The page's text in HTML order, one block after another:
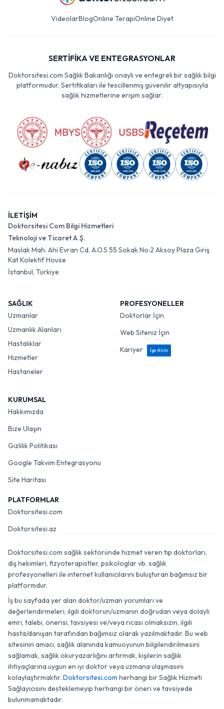
VideolarBlogOnline TerapiOnline Diyet
SERTİFİKA VE ENTEGRASYONLAR
Doktorsitesi.com Sağlık Bakanlığı onaylı ve entegreli bir sağlık bilgi
platformudur. Sertifikaları ile tescillenmiş güvenilir altyapısıyla
sağlık hizmetlerine erişim sağlar.
İLETİŞİM
Doktorsitesi Com Bilgi Hizmetleri
Teknoloji ve Ticaret A.Ş.
Maslak Mah. Ahi Evran Cd. A.O.S 55 Sokak No:2 Aksoy Plaza Giriş
Kat Kolektif House
İstanbul, Türkiye
SAĞLIK
Uzmanlar
Uzmanlık Alanları
Hastalıklar
Hizmetler
Hastaneler
PROFESYONELLER
Doktorlar İçin
Web Siteniz İçin
Kariyer
İşe Alım
KURUMSAL
Hakkımızda
Bize Ulaşın
Gizlilik Politikası
Google Takvim Entegrasyonu
Site Haritası
PLATFORMLAR
Doktorsitesi.com
Doktorsitesi.az
Doktorsitesi.com sağlık sektöründe hizmet veren tıp doktorları,
diş hekimleri, fizyoterapistler, psikologlar vb. sağlık
profesyonelleri ile internet kullanıcılarını buluşturan bağımsız bir
platformdur.
İş bu sayfada yer alan doktor/uzman yorumları ve
değerlendirmeleri, ilgili doktorun/uzmanın doğrudan veya dolaylı
emri, talebi, önerisi, tavsiyesi ve/veya ricası olmaksızın, ilgili
hasta/danışan tarafından bağımsız olarak yazılmaktadır. Bu web
sitesinin amacı, sağlık alanında kamuoyunun bilgilendirilmesini
sağlamak, sağlık okuryazarlığını artırmak, kişilerin sağlık
ihtiyaçlarına uygun en iyi doktor veya uzmana ulaşmasını
kolaylaştırmaktır. Doktorsitesi.com herhangi bir Sağlık Hizmeti
Sağlayıcısını desteklemeyip herhangi bir öneri ve tavsiyede
bulunmamaktadır.